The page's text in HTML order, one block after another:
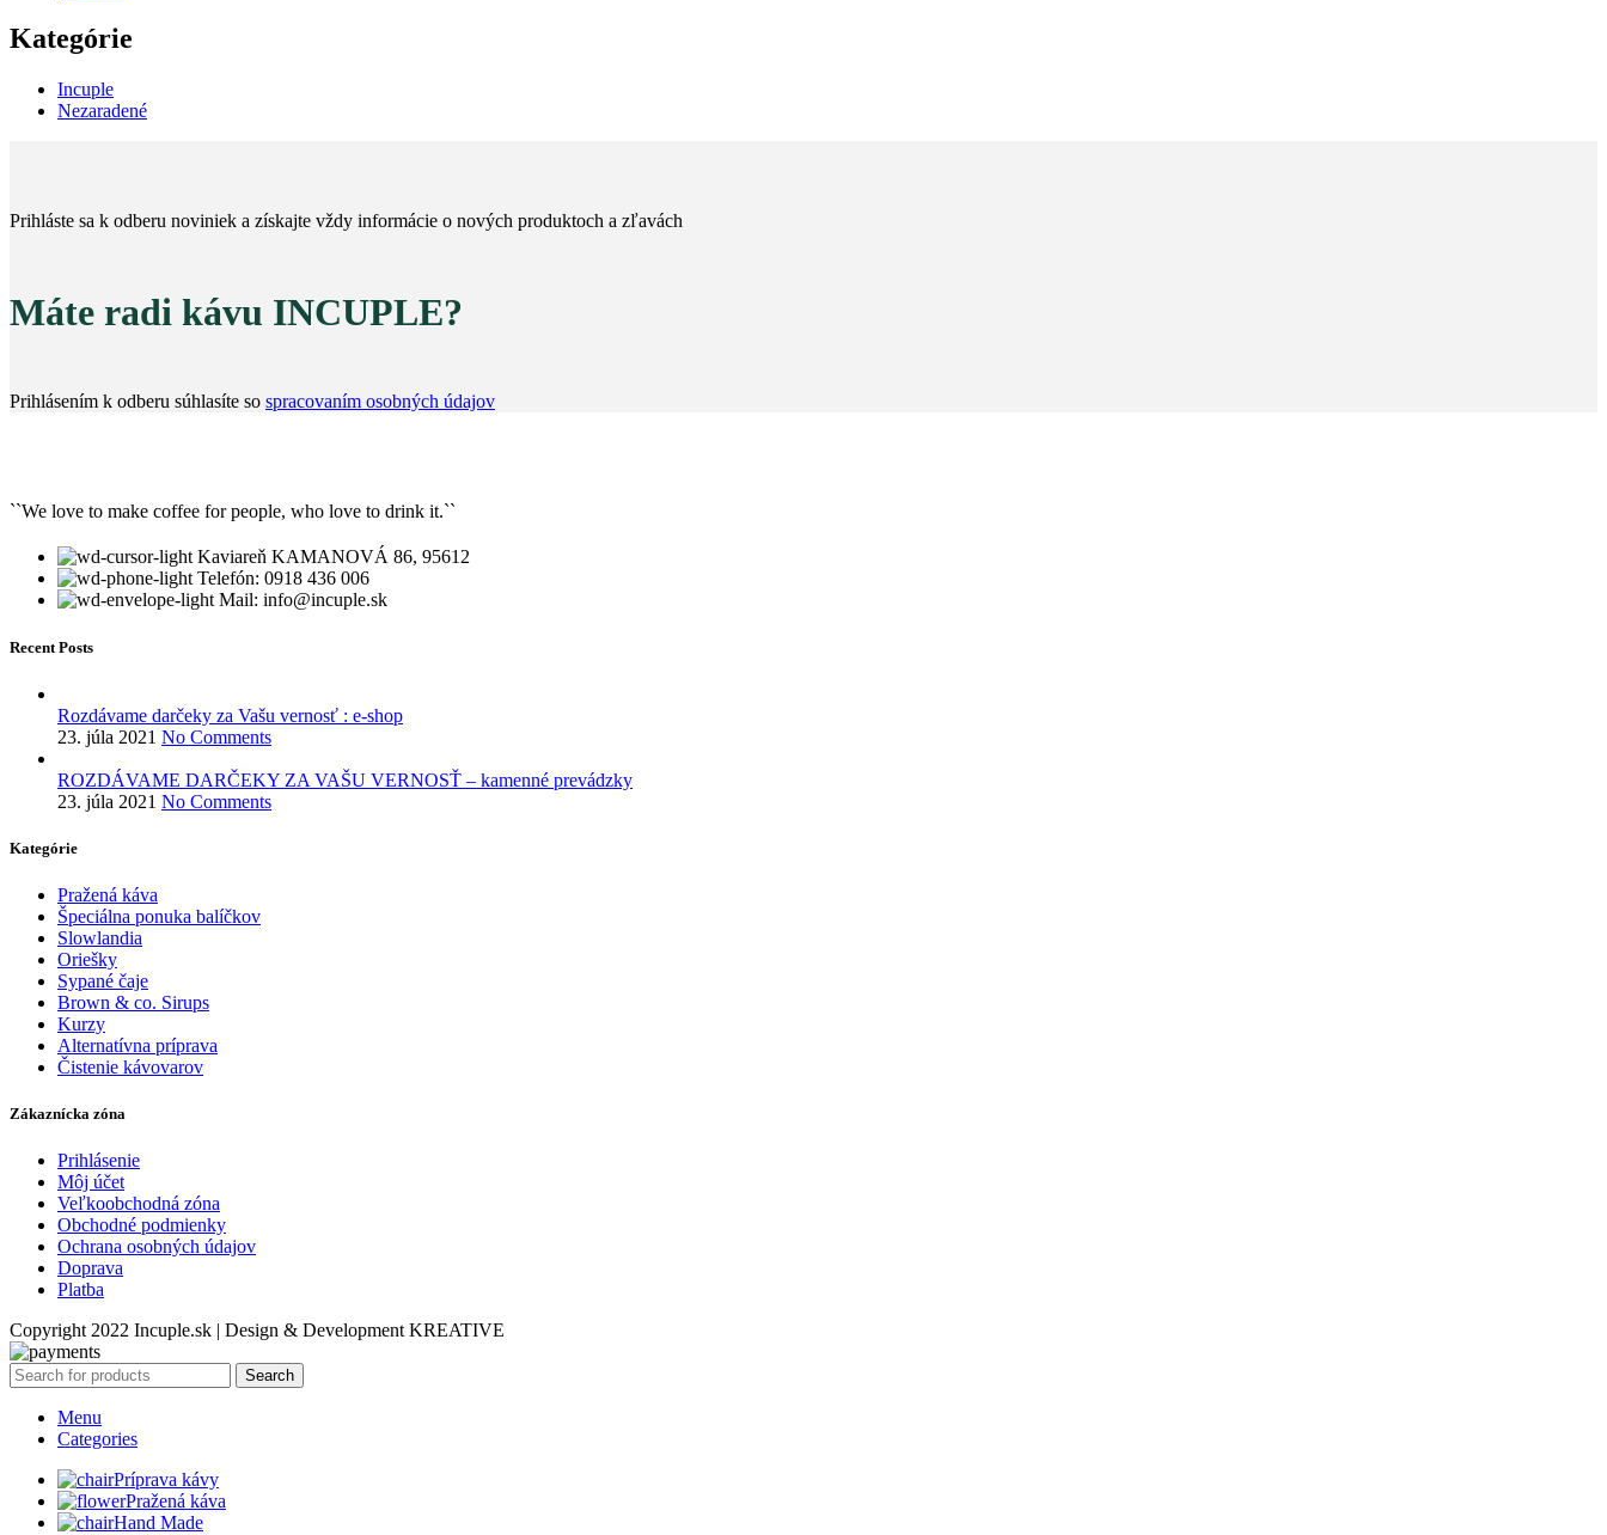
Kategórie
Incuple
Nezaradené
Prihláste sa k odberu noviniek a získajte vždy informácie o nových produktoch a zľavách
Máte radi kávu INCUPLE?
Prihlásením k odberu súhlasíte so spracovaním osobných údajov
``We love to make coffee for people, who love to drink it.``
Kaviareň KAMANOVÁ 86, 95612
Telefón: 0918 436 006
Mail: info@incuple.sk
Recent Posts
Rozdávame darčeky za Vašu vernosť : e-shop
23. júla 2021 No Comments
ROZDÁVAME DARČEKY ZA VAŠU VERNOSŤ – kamenné prevádzky
23. júla 2021 No Comments
Kategórie
Pražená káva
Špeciálna ponuka balíčkov
Slowlandia
Oriešky
Sypané čaje
Brown & co. Sirups
Kurzy
Alternatívna príprava
Čistenie kávovarov
Zákaznícka zóna
Prihlásenie
Môj účet
Veľkoobchodná zóna
Obchodné podmienky
Ochrana osobných údajov
Doprava
Platba
Copyright 2022 Incuple.sk | Design & Development KREATIVE
Search
Menu
Categories
Príprava kávy
Pražená káva
Hand Made